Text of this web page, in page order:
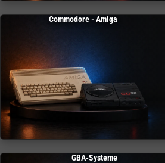
Commodore - Amiga
GBA-Systeme